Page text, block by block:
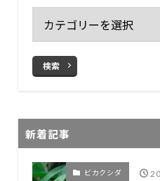
検索
新着記事
ビカクシダ